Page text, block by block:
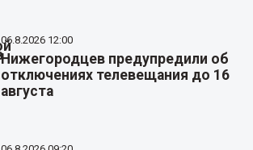
06.8.2026 12:00
Нижегородцев предупредили об
отключениях телевещания до 16
августа